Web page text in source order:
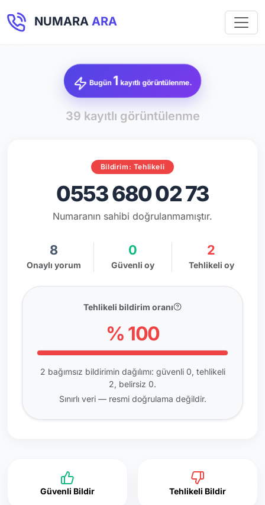
NUMARA ARA
Bugün 1 kayıtlı görüntülenme.
39 kayıtlı görüntülenme
Bildirim: Tehlikeli
0553 680 02 73
Numaranın sahibi doğrulanmamıştır.
8
Onaylı yorum
0
Güvenli oy
2
Tehlikeli oy
Tehlikeli bildirim oranı
% 100
2 bağımsız bildirimin dağılımı: güvenli 0, tehlikeli
2, belirsiz 0.
Sınırlı veri — resmi doğrulama değildir.
Güvenli Bildir Tehlikeli Bildir